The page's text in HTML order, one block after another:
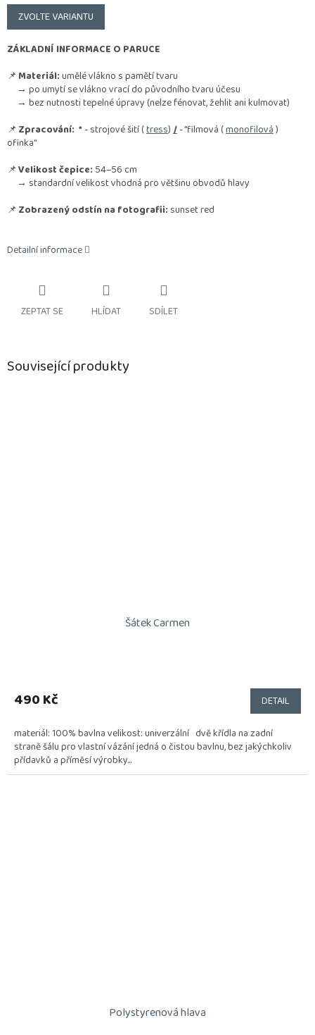
Měrná
cena:
ZVOLTE VARIANTU
ZÁKLADNÍ INFORMACE O PARUCE
📌Materiál:umělé vlákno s pamětí tvaru
→ po umytí se vlákno vrací do původního tvaru účesu
→ bez nutnosti tepelné úpravy (nelze fénovat, žehlit ani kulmovat)
📌Zpracování: *- strojové šití (tress)/- "filmová (monofilová)
ofinka"
📌Velikost čepice: 54–56 cm
→ standardní velikost vhodná pro většinu obvodů hlavy
📌Zobrazený odstín na fotografii: sunset red
Detailní informace
ZEPTAT SE HLÍDAT SDÍLET
Související produkty
Šátek Carmen
490 Kč DETAIL
materiál: 100% bavlna velikost: univerzální dvě křídla na zadní
straně šálu pro vlastní vázání jedná o čistou bavlnu, bez jakýchkoliv
přídavků a příměsí výrobky...
Polystyrenová hlava